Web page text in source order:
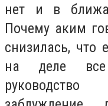
нет и в
Почему аким
снизилась, что
на деле все